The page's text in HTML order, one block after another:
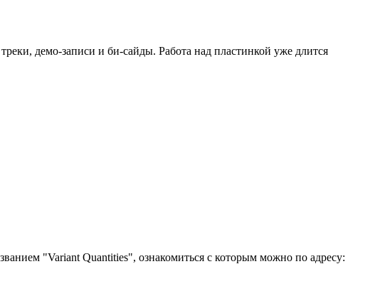
демо-записи и би-сайды. Работа над пластинкой уже длится
"Variant Quantities", ознакомиться с которым можно по адресу: